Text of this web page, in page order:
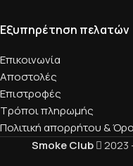
Εξυπηρέτηση πελατών
Επικοινωνία
Αποστολές
Επιστροφές
Τρόποι πληρωμής
Πολιτική απορρήτου &
Smoke Club
2023